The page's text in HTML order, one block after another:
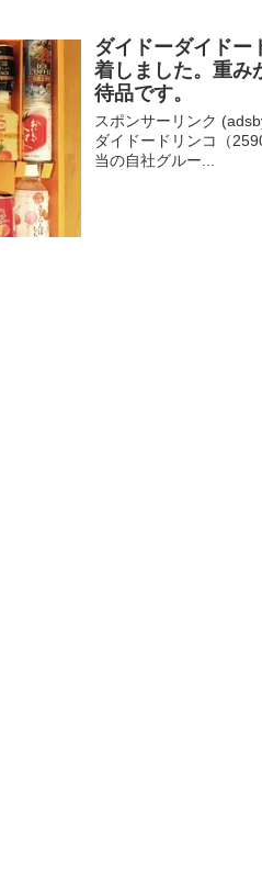
ダイドーダイドー
着しました。重み
待品です。
スポンサーリンク
ダイドードリンコ（
当の自社グルー...